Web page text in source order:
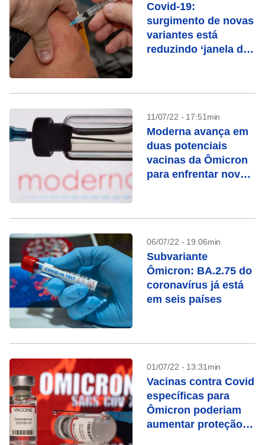
Covid-19:
surgimento de novas
variantes está
reduzindo ‘janela de
11/07/22 - 17:51min
Moderna avança em
duas potenciais
vacinas da Ômicron
para enfrentar novas
06/07/22 - 19:06min
Subvariante
Ômicron: BA.2.75 do
coronavírus já está
em seis países
01/07/22 - 13:31min
Vacinas contra Covid
específicas para
Ômicron poderiam
aumentar proteção,